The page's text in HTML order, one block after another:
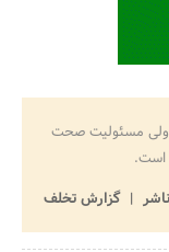
ولی مسئولیت صحت
است.
گزارش تخلف